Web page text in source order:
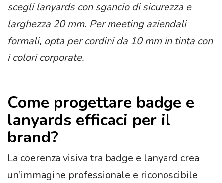
scegli lanyards con sgancio di sicurezza e
larghezza 20 mm. Per meeting aziendali
formali, opta per cordini da 10 mm in tinta con
i colori corporate.
Come progettare badge e
lanyards efficaci per il
brand?
La coerenza visiva tra badge e lanyard crea
un’immagine professionale e riconoscibile